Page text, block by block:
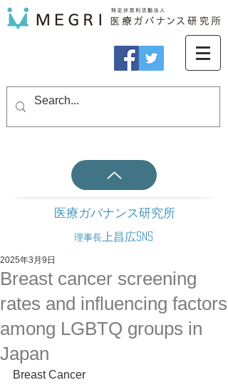
医療ガバナンス研究所
理事長 上昌広SNS
Breast cancer screening
rates and influencing factors
among LGBTQ groups in
Japan
2025年3月9日
Breast Cancer